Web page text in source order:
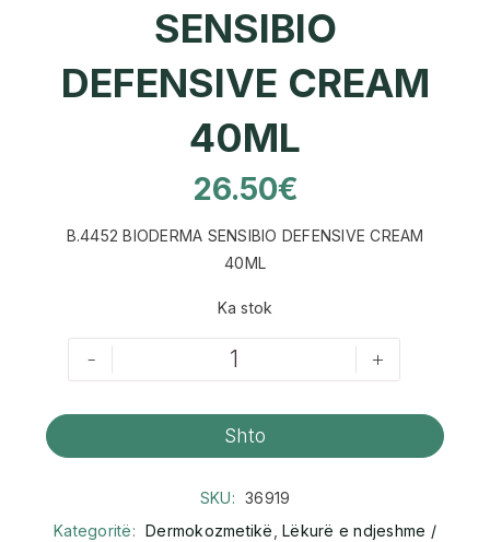
SENSIBIO
DEFENSIVE CREAM
40ML
26.50€
B.4452 BIODERMA SENSIBIO DEFENSIVE CREAM
40ML
Ka stok
- +
Shto
SKU: 36919
Kategoritë: Dermokozmetikë ,Lëkurë e ndjeshme /